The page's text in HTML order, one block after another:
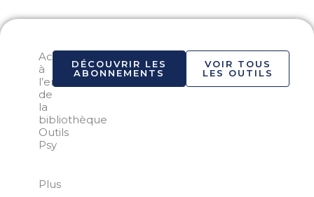
Accéder
à
l’ensemble
de
la
bibliothèque
Outils
Psy
Plus
DÉCOUVRIR LES
ABONNEMENTS
VOIR TOUS
LES OUTILS